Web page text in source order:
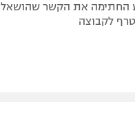
החתימה את הקשר שהושאל
לקבוצה